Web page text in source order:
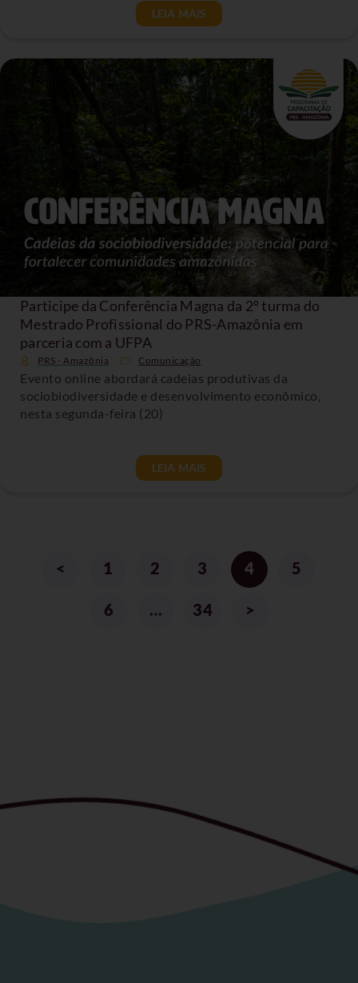
LEIA MAIS
Participe da Conferência Magna da 2º turma do
Mestrado Profissional do PRS-Amazônia em
parceria com a UFPA
PRS - Amazônia Comunicação
Evento online abordará cadeias produtivas da
sociobiodiversidade e desenvolvimento econômico,
nesta segunda-feira (20)
LEIA MAIS
< 1 2 3 4 5
6 … 34 >